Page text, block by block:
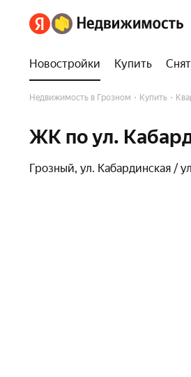
Новостройки Купить
Недвижимость в Грозном Купить
ЖК по ул.
Грозный, ул. Кабардинская /